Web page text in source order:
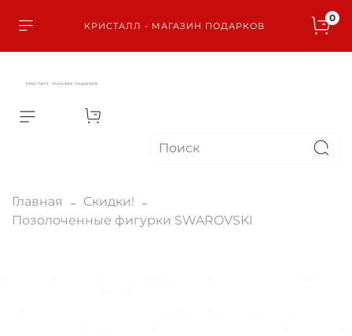
КРИСТАЛЛ - МАГАЗИН ПОДАРКОВ
0
КРИСТАЛЛ - МАГАЗИН ПОДАРКОВ
Главная
Скидки!
Позолоченные фигурки SWAROVSKI